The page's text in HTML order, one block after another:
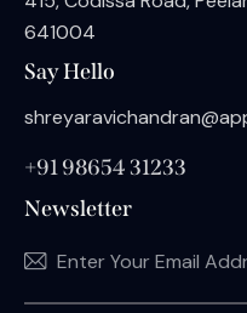
641004
Say Hello
+91 98654 31233
Newsletter